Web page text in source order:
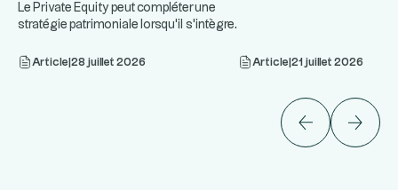
Le Private Equity peut compléter une
stratégie patrimoniale lorsqu'il s'intègre
Article 28 juillet 2026 Article 21 juillet 2026